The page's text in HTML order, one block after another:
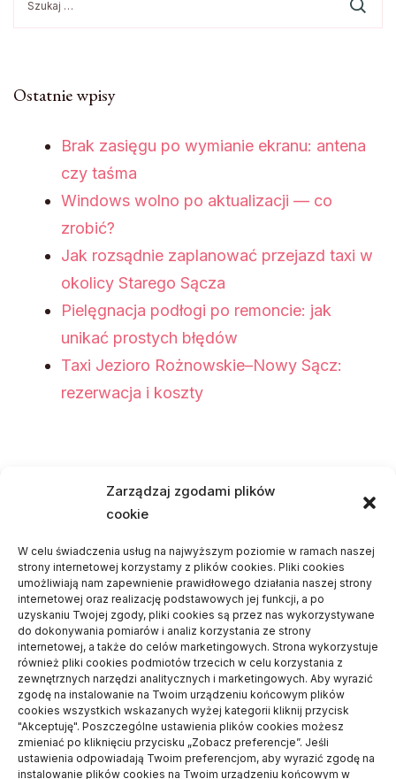
Zarządzaj zgodami plików
cookie
W celu świadczenia usług na najwyższym poziomie w ramach naszej
strony internetowej korzystamy z plików cookies. Pliki cookies
umożliwiają nam zapewnienie prawidłowego działania naszej strony
internetowej oraz realizację podstawowych jej funkcji, a po
uzyskaniu Twojej zgody, pliki cookies są przez nas wykorzystywane
do dokonywania pomiarów i analiz korzystania ze strony
internetowej, a także do celów marketingowych. Strona wykorzystuje
również pliki cookies podmiotów trzecich w celu korzystania z
zewnętrznych narzędzi analitycznych i marketingowych. Aby wyrazić
zgodę na instalowanie na Twoim urządzeniu końcowym plików
cookies wszystkich wskazanych wyżej kategorii kliknij przycisk
"Akceptuję". Poszczególne ustawienia plików cookies możesz
zmieniać po kliknięciu przycisku „Zobacz preferencje”. Jeśli
ustawienia odpowiadają Twoim preferencjom, aby wyrazić zgodę na
instalowanie plików cookies na Twoim urządzeniu końcowym w
Ostatnie wpisy
Brak zasięgu po wymianie ekranu: antena
czy taśma
Windows wolno po aktualizacji — co
zrobić?
Jak rozsądnie zaplanować przejazd taxi w
okolicy Starego Sącza
Pielęgnacja podłogi po remoncie: jak
unikać prostych błędów
Taxi Jezioro Rożnowskie–Nowy Sącz:
rezerwacja i koszty
-Odbiór mieszkania – po co się go
wykonuje
Dariusz-Czemu warto stawiać dom z
jednym wykonawcą
Frania-Na czym polega dieta
wegetariańska?
Daria-Jakie turystyczne meble będą
odpowiednie na podróż kamperem
Paweł Jezierski-Jakimi pracami zajmują
się elektrycy samochodowi?